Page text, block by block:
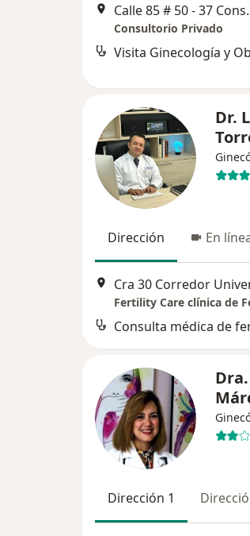
Calle 85 # 50 - 37
Consultorio Privado
Dr.
Dirección En
Fertility Care clínica de
Consulta médica de
Dirección 1